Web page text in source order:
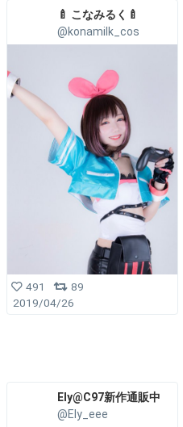
🍼 こなみるく🍼
@konamilk_cos
491
89
2019/04/26
Ely@C97新作通販中
@Ely_eee